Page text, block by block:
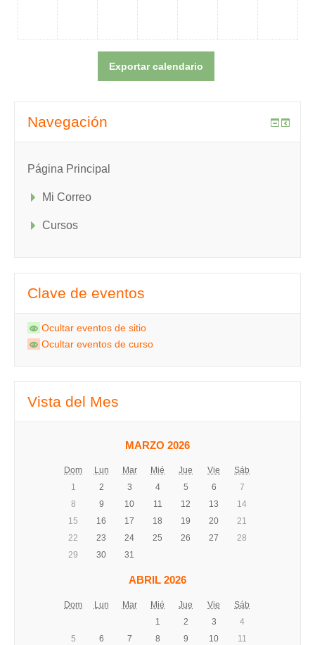
Navegación
Página Principal
Mi Correo
Cursos
Clave de eventos
Ocultar eventos de sitio
Ocultar eventos de curso
Vista del Mes
MARZO 2026
Dom Lun Mar Mié Jue Vie
Sáb
1
2 3 4 5 6
7
8
9 10 11 12 13
14
15
16 17 18 19 20
21
22
23 24 25 26 27
28
29
30 31
ABRIL 2026
Dom Lun Mar Mié Jue Vie
Sáb
1
2 3
4
5
6 7 8 9 10
11